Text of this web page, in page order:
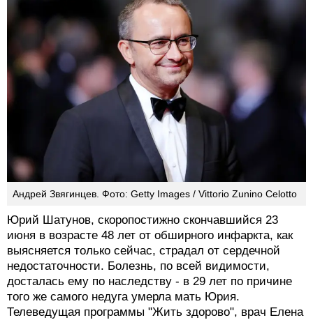
Андрей Звягинцев. Фото: Getty Images / Vittorio Zunino Celotto
Юрий Шатунов, скоропостижно скончавшийся 23
июня в возрасте 48 лет от обширного инфаркта, как
выясняется только сейчас, страдал от сердечной
недостаточности. Болезнь, по всей видимости,
досталась ему по наследству - в 29 лет по причине
того же самого недуга умерла мать Юрия.
Телеведущая программы "Жить здорово", врач Елена